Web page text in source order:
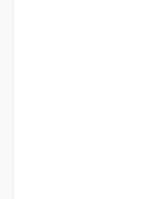
اقتصادی نیز
و سالم آب
فرصتی برای
اقدام کنید و